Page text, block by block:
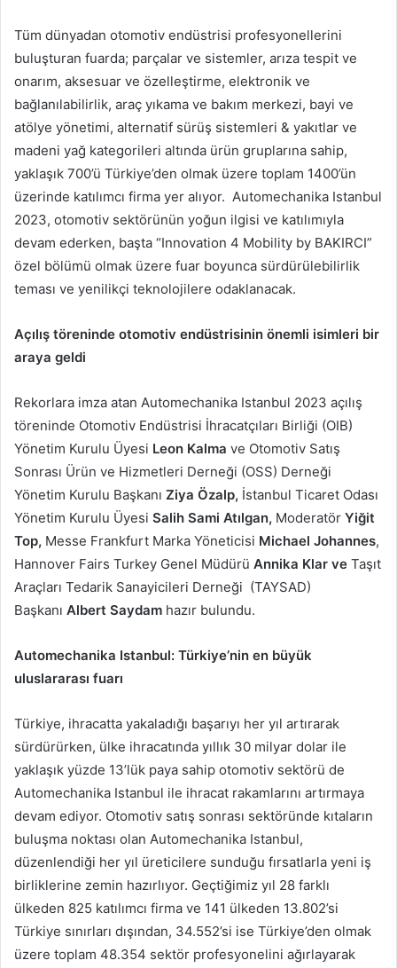
Tüm dünyadan otomotiv endüstrisi profesyonellerini
buluşturan fuarda; parçalar ve sistemler, arıza tespit ve
onarım, aksesuar ve özelleştirme, elektronik ve
bağlanılabilirlik, araç yıkama ve bakım merkezi, bayi ve
atölye yönetimi, alternatif sürüş sistemleri & yakıtlar ve
madeni yağ kategorileri altında ürün gruplarına sahip,
yaklaşık 700’ü Türkiye’den olmak üzere toplam 1400’ün
üzerinde katılımcı firma yer alıyor. Automechanika Istanbul
2023, otomotiv sektörünün yoğun ilgisi ve katılımıyla
devam ederken, başta “Innovation 4 Mobility by BAKIRCI”
özel bölümü olmak üzere fuar boyunca sürdürülebilirlik
teması ve yenilikçi teknolojilere odaklanacak.
Açılış töreninde otomotiv endüstrisinin önemli isimleri bir
araya geldi
Rekorlara imza atan Automechanika Istanbul 2023 açılış
töreninde Otomotiv Endüstrisi İhracatçıları Birliği (OIB)
Yönetim Kurulu Üyesi Leon Kalma ve Otomotiv Satış
Sonrası Ürün ve Hizmetleri Derneği (OSS) Derneği
Yönetim Kurulu Başkanı Ziya Özalp, İstanbul Ticaret Odası
Yönetim Kurulu Üyesi Salih Sami Atılgan, Moderatör Yiğit
Top, Messe Frankfurt Marka Yöneticisi Michael Johannes,
Hannover Fairs Turkey Genel Müdürü Annika Klar ve Taşıt
Araçları Tedarik Sanayicileri Derneği (TAYSAD)
Başkanı Albert Saydam hazır bulundu.
Automechanika Istanbul: Türkiye’nin en büyük
uluslararası fuarı
Türkiye, ihracatta yakaladığı başarıyı her yıl artırarak
sürdürürken, ülke ihracatında yıllık 30 milyar dolar ile
yaklaşık yüzde 13’lük paya sahip otomotiv sektörü de
Automechanika Istanbul ile ihracat rakamlarını artırmaya
devam ediyor. Otomotiv satış sonrası sektöründe kıtaların
buluşma noktası olan Automechanika Istanbul,
düzenlendiği her yıl üreticilere sunduğu fırsatlarla yeni iş
birliklerine zemin hazırlıyor. Geçtiğimiz yıl 28 farklı
ülkeden 825 katılımcı firma ve 141 ülkeden 13.802’si
Türkiye sınırları dışından, 34.552’si ise Türkiye’den olmak
üzere toplam 48.354 sektör profesyonelini ağırlayarak